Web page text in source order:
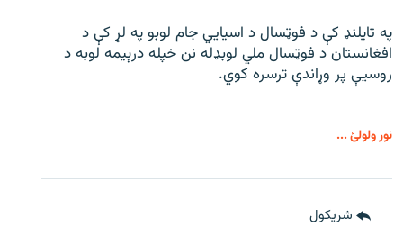
په تایلنډ کې د فوټسال د اسیایي جام لوبو په لړ کې د
افغانستان د فوټسال ملي لوبډله نن خپله درېیمه لوبه د
روسیې پر وړاندې ترسره کوي.
نور ولولئ ...
شريکول